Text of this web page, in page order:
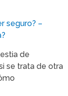
de
se trata de otra